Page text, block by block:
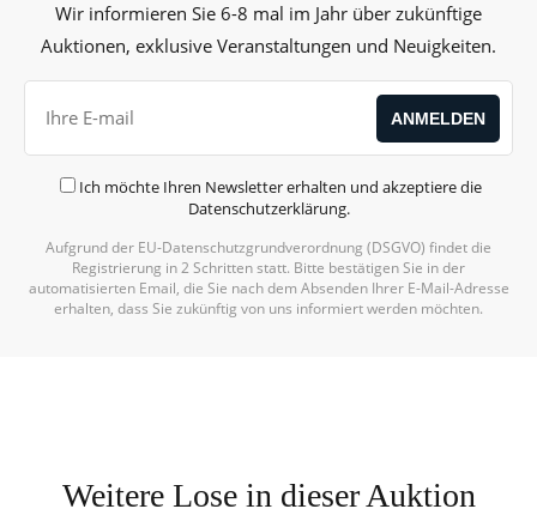
Wir informieren Sie 6-8 mal im Jahr über zukünftige
Auktionen, exklusive Veranstaltungen und Neuigkeiten.
Ich möchte Ihren Newsletter erhalten und akzeptiere die
Datenschutzerklärung.
Alternative:
Aufgrund der EU-Datenschutzgrundverordnung (DSGVO) findet die
Registrierung in 2 Schritten statt. Bitte bestätigen Sie in der
automatisierten Email, die Sie nach dem Absenden Ihrer E-Mail-Adresse
erhalten, dass Sie zukünftig von uns informiert werden möchten.
Weitere Lose in dieser Auktion